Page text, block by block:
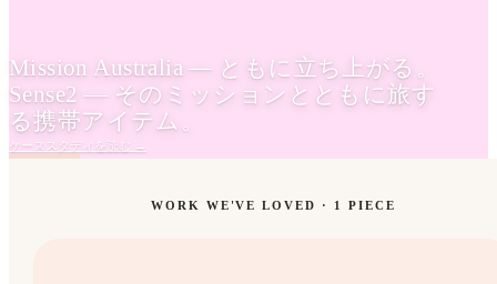
Mission Australia — ともに立ち上がる。
Sense2 — そのミッションとともに旅す
る携帯アイテム。
ケーススタディを読む →
WORK WE'VE LOVED · 1 PIECE